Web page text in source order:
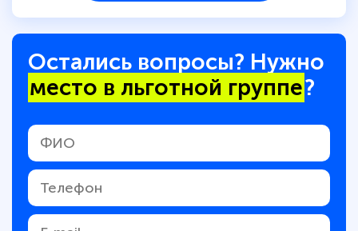
Остались вопросы? Нужно
место в льготной группе?